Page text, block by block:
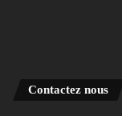
Contactez nous